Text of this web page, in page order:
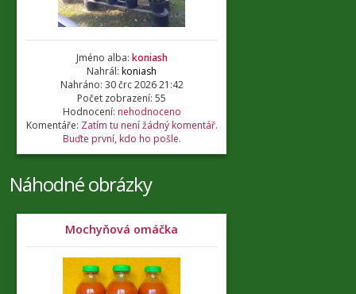
Jméno alba: koniash
Nahrál: koniash
Nahráno: 30 črc 2026 21:42
Počet zobrazení: 55
Hodnocení: nehodnoceno
Komentáře: Zatím tu není žádný komentář.
Buďte první, kdo ho pošle.
Náhodné obrázky
Mochyňová omáčka